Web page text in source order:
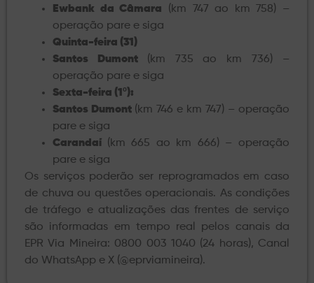
Ewbank da Câmara (km 747 ao km 758) –
operação pare e siga
Quinta-feira (31)
Santos Dumont (km 735 ao km 736) –
operação pare e siga
Sexta-feira (1º):
Santos Dumont (km 746 e km 747) – operação
pare e siga
Carandaí (km 665 ao km 666) – operação
pare e siga
Os serviços poderão ser reprogramados em caso
de chuva ou questões operacionais. As condições
de tráfego e atualizações das frentes de serviço
são informadas em tempo real pelos canais da
EPR Via Mineira: 0800 003 1040 (24 horas), Canal
do WhatsApp e X (@eprviamineira).